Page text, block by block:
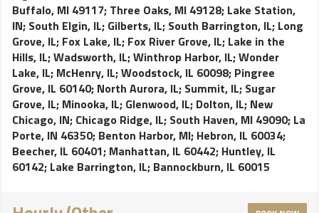
Buffalo, MI 49117; Three Oaks, MI 49128; Lake Station,
IN; South Elgin, IL; Gilberts, IL; South Barrington, IL; Long
Grove, IL; Fox Lake, IL; Fox River Grove, IL; Lake in the
Hills, IL;Wadsworth, IL;Winthrop Harbor, IL;Wonder
Lake, IL; McHenry, IL;Woodstock, IL 60098; Pingree
Grove, IL 60140; North Aurora, IL; Summit, IL; Sugar
Grove, IL; Minooka, IL; Glenwood, IL; Dolton, IL; New
Chicago, IN; Chicago Ridge, IL; South Haven, MI 49090; La
Porte, IN 46350; Benton Harbor, MI; Hebron, IL 60034;
Beecher, IL 60401; Manhattan, IL 60442; Huntley, IL
60142; Lake Barrington, IL; Bannockburn, IL 60015